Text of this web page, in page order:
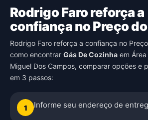
Rodrigo Faro reforça a
confiança no Preço
Rodrigo Faro reforça a confiança no
como encontrar Gás De Cozinha em
Miguel Dos Campos, comparar opções e
em 3 passos:
1 Informe seu endereço de